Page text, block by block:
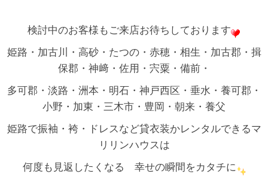
検討中のお客様もご来店お待ちしております
姫路・加古川・高砂・たつの・赤穂・相生・加古郡・揖
保郡・神﨑・佐用・宍粟・備前・
多可郡・淡路・洲本・明石・神戸西区・垂水・養可郡・
小野・加東・三木市・豊岡・朝来・養父
姫路で振袖・袴・ドレスなど貸衣装かレンタルできるマ
リリンハウスは
何度も見返したくなる 幸せの瞬間をカタチに